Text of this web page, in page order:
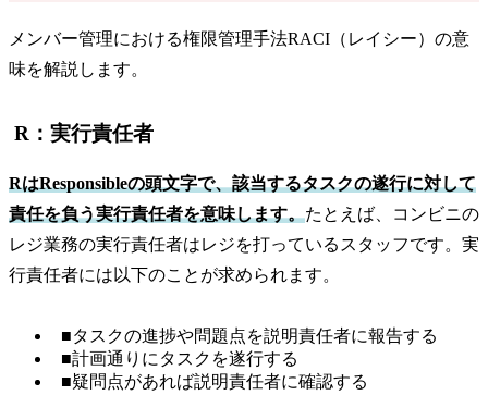
メンバー管理における権限管理手法RACI（レイシー）の意
味を解説します。
R：実行責任者
RはResponsibleの頭文字で、該当するタスクの遂行に対して
責任を負う実行責任者を意味します。たとえば、コンビニの
レジ業務の実行責任者はレジを打っているスタッフです。実
行責任者には以下のことが求められます。
■タスクの進捗や問題点を説明責任者に報告する
■計画通りにタスクを遂行する
■疑問点があれば説明責任者に確認する